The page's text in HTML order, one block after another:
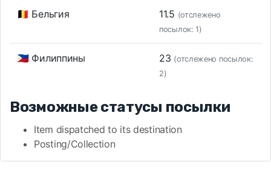
🇧🇪 Бельгия 11.5 (отслежено
посылок: 1)
🇵🇭 Филиппины 23 (отслежено посылок:
2)
Возможные статусы посылки
Item dispatched to its destination
Posting/Collection